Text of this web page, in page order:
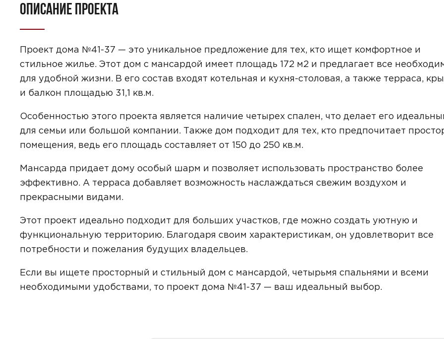
ОПИСАНИЕ ПРОЕКТА
Проект дома №41-37 — это уникальное предложение для тех, кто ищет комфортное и
стильное жилье. Этот дом с мансардой имеет площадь 172 м2 и предлагает все
для удобной жизни. В его состав входят котельная и кухня-столовая, а также терраса,
и балкон площадью 31,1 кв.м.
Особенностью этого проекта является наличие четырех спален, что делает его
для семьи или большой компании. Также дом подходит для тех, кто предпочитает
помещения, ведь его площадь составляет от 150 до 250 кв.м.
Мансарда придает дому особый шарм и позволяет использовать пространство более
эффективно. А терраса добавляет возможность наслаждаться свежим воздухом и
прекрасными видами.
Этот проект идеально подходит для больших участков, где можно создать уютную и
функциональную территорию. Благодаря своим характеристикам, он удовлетворит все
потребности и пожелания будущих владельцев.
Если вы ищете просторный и стильный дом с мансардой, четырьмя спальнями и всеми
необходимыми удобствами, то проект дома №41-37 — ваш идеальный выбор.
Предпочтительный способ связи:
Telegram MAX
Даюсогласие на обработку персональных данных